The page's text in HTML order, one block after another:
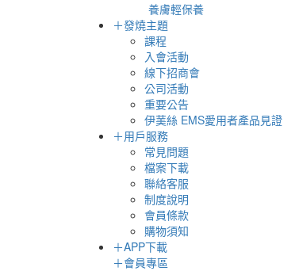
養膚輕保養
＋發燒主題
課程
入會活動
線下招商會
公司活動
重要公告
伊䓺絲 EMS愛用者產品見證
＋用戶服務
常見問題
檔案下載
聯絡客服
制度說明
會員條款
購物須知
＋APP下載
＋會員專區